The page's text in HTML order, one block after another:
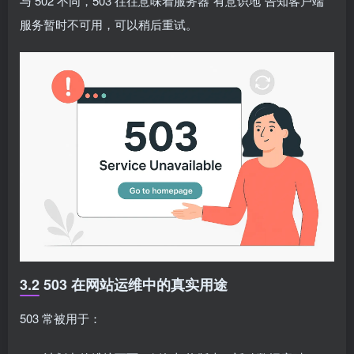
服务暂时不可用，可以稍后重试。
3.2 503 在网站运维中的真实用途
503 常被用于：